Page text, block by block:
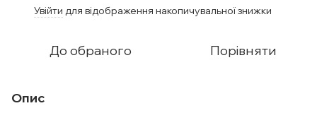
Увійти для відображення накопичувальної знижки
До обраного Порівняти
Опис